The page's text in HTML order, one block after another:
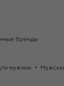
бренды
мужчин